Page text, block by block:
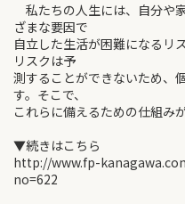
私たちの人生には、自分や
ざまな要因で
自立した生活が困難になるリ
リスクは予
測することができないため、
す。そこで、
これらに備えるための仕組み
▼続きはこちら
http://www.fp-
no=622